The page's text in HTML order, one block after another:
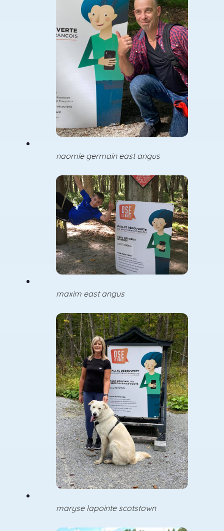
naomie germain east angus
maxim east angus
maryse lapointe scotstown